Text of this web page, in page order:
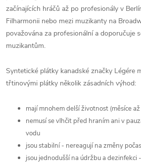
začínajících hráčů až po profesionály v
Filharmonii nebo mezi muzikanty na
považována za profesionální a doporučuje
muzikantům.
Syntetické plátky kanadské značky Légére
třtinovými plátky několik zásadních výhod:
mají mnohem delší životnost (měsíce
nemusí se vlhčit před hraním ani v
vodu
jsou stabilní - nereagují na změny
jsou jednodušší na údržbu a dezinfekci